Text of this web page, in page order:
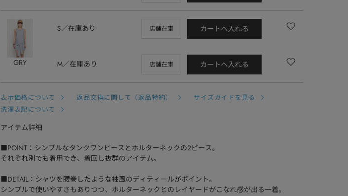
GRY
S 在庫あり 店舗在庫 カートへ入れる
M 在庫あり 店舗在庫 カートへ入れる
表示価格について 返品交換に関して（返品特約）
サイズガイドを見る
洗濯表記について
アイテム詳細
■POINT：シンプルなタンクワンピースとホルターネックの2ピース。
それぞれ別でも着用でき、着回し抜群のアイテム。
■DETAIL：シャツを腰巻したような袖風のディティールがポイント。
シンプルで使いやすさもありつつ、ホルターネックとのレイヤードがこなれ感が出る一着。